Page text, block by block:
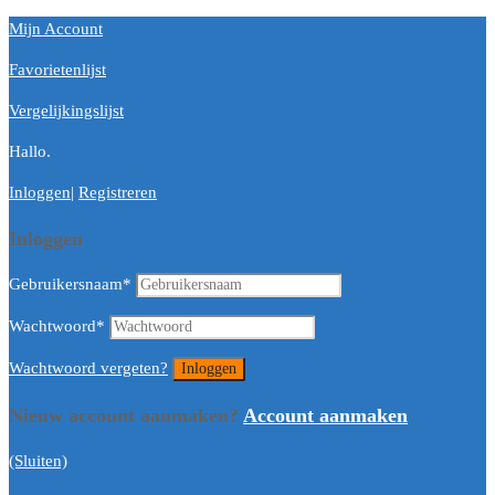
Mijn Account
Favorietenlijst
Vergelijkingslijst
Hallo.
Inloggen| Registreren
Inloggen
Gebruikersnaam*
Wachtwoord*
Wachtwoord vergeten?
Nieuw account aanmaken? Account aanmaken
(Sluiten)